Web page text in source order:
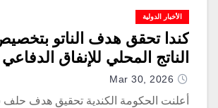
الأخبار الدولية
الناتج المحلي للإنفاق الدفاعي
Mar 30, 2026
أعلنت الحكومة الكندية تحقيق هدف